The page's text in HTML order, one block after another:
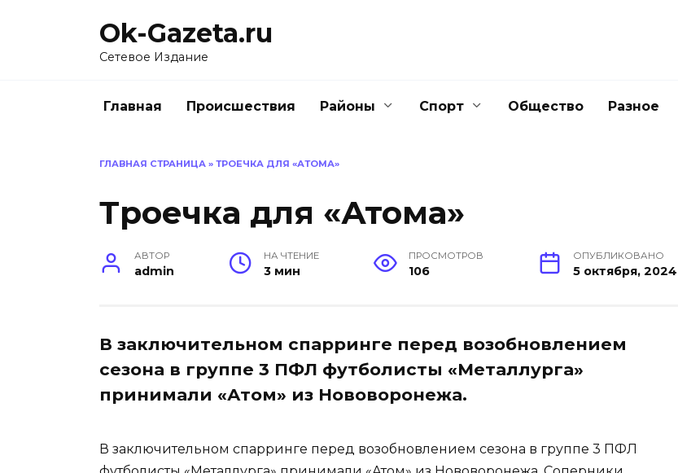
Ok-Gazeta.ru
Сетевое Издание
Главная Происшествия Районы Спорт Общество Разное
ГЛАВНАЯ СТРАНИЦА » ТРОЕЧКА ДЛЯ «АТОМА»
Троечка для «Атома»
АВТОР
admin
НА ЧТЕНИЕ
3 мин
ПРОСМОТРОВ
106
ОПУБЛИКОВАНО
5 октября, 2024
В заключительном спарринге перед возобновлением
сезона в группе 3 ПФЛ футболисты «Металлурга»
принимали «Атом» из Нововоронежа.
В заключительном спарринге перед возобновлением сезона в группе 3 ПФЛ